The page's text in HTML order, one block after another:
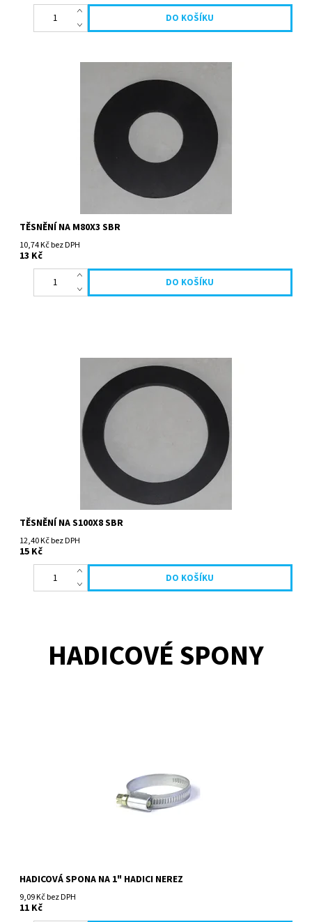
TĚSNĚNÍ NA M80X3 SBR
10,74 Kč bez DPH
13 Kč
TĚSNĚNÍ NA S100X8 SBR
12,40 Kč bez DPH
15 Kč
HADICOVÉ SPONY
HADICOVÁ SPONA NA 1" HADICI NEREZ
9,09 Kč bez DPH
11 Kč